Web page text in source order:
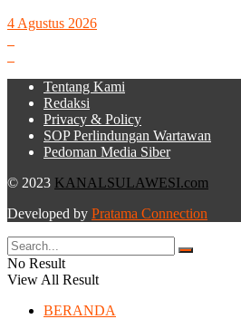
4 Agustus 2026
Tentang Kami
Redaksi
Privacy & Policy
SOP Perlindungan Wartawan
Pedoman Media Siber
© 2023 KANALSULAWESI.com
Developed by Pratama Connection
No Result
View All Result
BERANDA